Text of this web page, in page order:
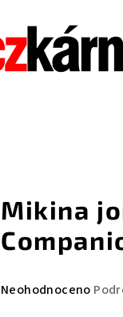
Mikina
Průměrné
Neohodnoceno